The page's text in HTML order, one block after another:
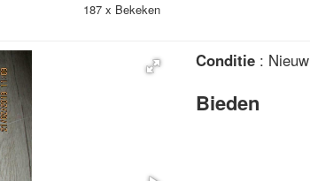
187 x Bekeken
Conditie: Nieuw
Bieden